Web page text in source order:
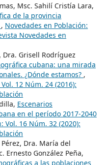
Msc. Sahilí Cristía Lara,
de la provincia
, Novedades en Población:
Novedades en
Grisell Rodríguez
cubana: una mirada
¿Dónde estamos? ,
12 Núm. 24 (2016):
Escenarios
en el período 2017-2040
Vol. 16 Núm. 32 (2020):
Dra. María del
Ernesto González Peña,
a las poblaciones